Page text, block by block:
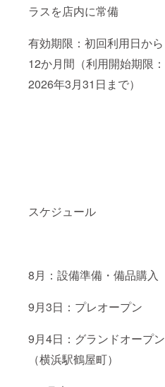
ラスを店内に常備
有効期限：初回利用日から
12か月間（利用開始期限：
2026年3月31日まで）
スケジュール
8月：設備準備・備品購入
9月3日：プレオープン
9月4日：グランドオープン
（横浜駅鶴屋町）